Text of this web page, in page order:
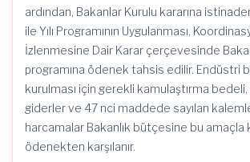
ardından, Bakanlar Kurulu kararına istinaden
ile Yılı Programının Uygulanması,
İzlenmesine Dair Karar çerçevesinde
programına ödenek tahsis edilir. Endüstri
kurulması için gerekli kamulaştırma bedeli,
giderler ve 47 nci maddede sayılan
harcamalar Bakanlık bütçesine bu amaçla
ödenekten karşılanır.